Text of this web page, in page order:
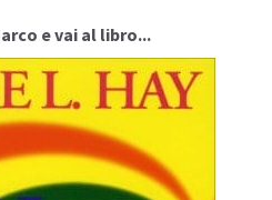
e vai al libro...